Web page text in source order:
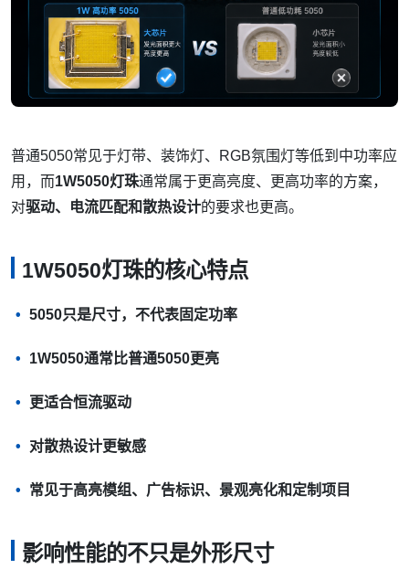
普通5050常见于灯带、装饰灯、RGB氛围灯等低到中功率应
用，而1W5050灯珠通常属于更高亮度、更高功率的方案，
对驱动、电流匹配和散热设计的要求也更高。
1W5050灯珠的核心特点
5050只是尺寸，不代表固定功率
1W5050通常比普通5050更亮
更适合恒流驱动
对散热设计更敏感
常见于高亮模组、广告标识、景观亮化和定制项目
影响性能的不只是外形尺寸